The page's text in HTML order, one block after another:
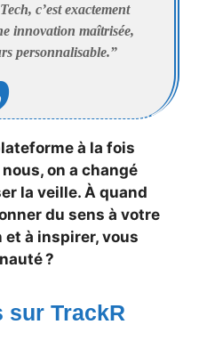
c’est exactement
innovation maîtrisée,
personnalisable.”
à la fois
on a changé
la veille. À quand
du sens à votre
et à inspirer, vous
?
sur TrackR